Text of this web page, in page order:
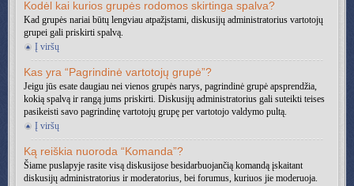
Kodėl kai kurios grupės rodomos skirtinga spalva?
Kad grupės nariai būtų lengviau atpažįstami, diskusijų administratorius vartotojų
grupei gali priskirti spalvą.
Į viršų
Kas yra “Pagrindinė vartotojų grupė”?
Jeigu jūs esate daugiau nei vienos grupės narys, pagrindinė grupė apsprendžia,
kokią spalvą ir rangą jums priskirti. Diskusijų administratorius gali suteikti teises
pasikeisti savo pagrindinę vartotojų grupę per vartotojo valdymo pultą.
Į viršų
Ką reiškia nuoroda “Komanda”?
Šiame puslapyje rasite visą diskusijose besidarbuojančią komandą įskaitant
diskusijų administratorius ir moderatorius, bei forumus, kuriuos jie moderuoja.